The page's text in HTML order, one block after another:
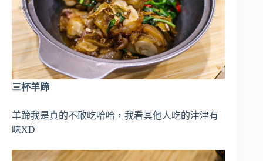
三杯羊蹄
羊蹄我是真的不敢吃哈哈，我看其他人吃的津津有
味XD